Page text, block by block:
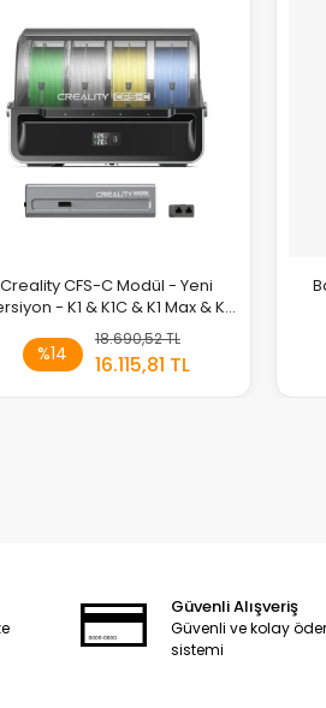
Creality CFS-C Modül - Yeni
- K1 & K1C & K1 Max & K1
SE
%14
18.690,52 TL
16.115,81 TL
EKLE
Güvenli Alışveriş
Güvenli ve kolay
sistemi